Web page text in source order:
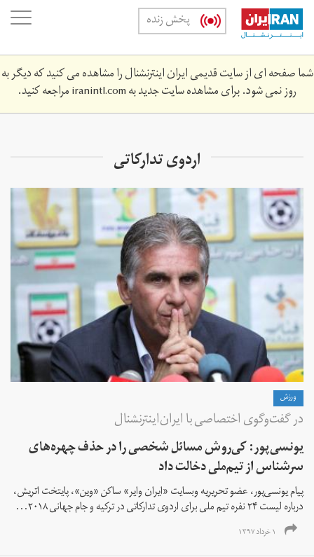
Skip
main
content
پخش زنده
شما صفحه ای از سایت قدیمی ایران اینترنشنال را مشاهده می کنید که دیگر به
روز نمی شود. برای مشاهده سایت جدید بهiranintl.comمراجعه کنید.
اردوی تدارکاتی
ورزش
در گفت‌وگوی اختصاصی با ایران‌اینترنشنال
یونسی‌پور: کی‌روش مسائل شخصی را در حذف چهر‌ه‌های
سرشناس از تیم‌ملی دخالت داد
پیام یونسی‌پور، عضو تحریریه وبسایت «ایران وایر» ساکن «وین»، پایتخت اتریش،
درباره لیست ۲۴ نفره تیم ملی برای اردوی تدارکاتی در ترکیه و جام جهانی ۲۰۱۸...
۱ خرداد ۱۳۹۷